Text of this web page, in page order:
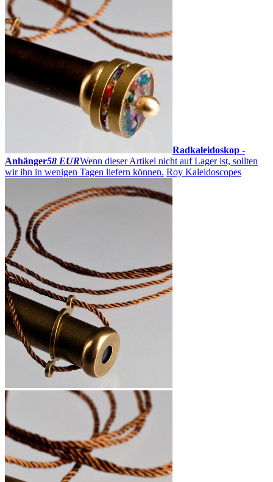
Radkaleidoskop -
Anhänger58 EURWenn dieser Artikel nicht auf Lager ist, sollten
wir ihn in wenigen Tagen liefern können. Roy Kaleidoscopes